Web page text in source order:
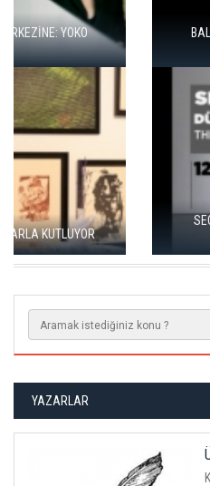
BALKANLAR'DAN
SEÇKİN PİRİM İLE ŞEREFİYE
YAZARLAR